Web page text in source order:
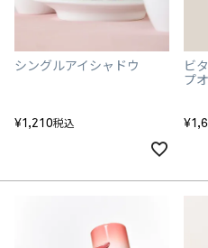
シングルアイシャドウ
¥1,210税込
ビ
プ
¥